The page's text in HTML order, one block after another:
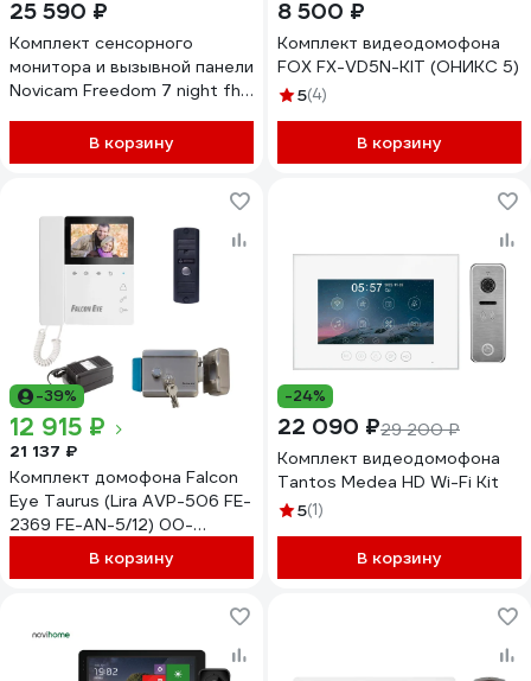
25 590 ₽
Комплект сенсорного
монитора и вызывной панели
Novicam Freedom 7 night fhd
В корзину
8 500 ₽
Комплект видеодомофона
FOX FX-VD5N-KIT (ОНИКС 5)
5(4)
В корзину
-39%
12 915 ₽
21 137 ₽
Комплект домофона Falcon
Eye Taurus (Lira AVP-506 FE-
2369 FE-AN-5/12) 00-
00190821В корзину
-24%
22 090 ₽29 200 ₽
Комплект видеодомофона
Tantos Medea HD Wi-Fi Kit
5(1)
В корзину